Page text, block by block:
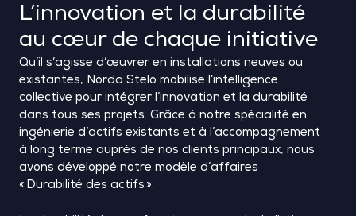
L’innovation et la durabilité
au cœur de chaque initiative
Qu’il s’agisse d’œuvrer en installations neuves ou
existantes, Norda Stelo mobilise l’intelligence
collective pour intégrer l’innovation et la durabilité
dans tous ses projets. Grâce à notre spécialité en
ingénierie d’actifs existants et à l’accompagnement
à long terme auprès de nos clients principaux, nous
avons développé notre modèle d’affaires
« Durabilité des actifs ».